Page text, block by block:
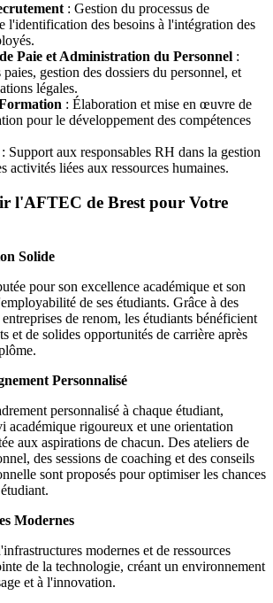
: Gestion du processus de
l'identification des besoins à l'intégration des
Paie et Administration du Personnel :
gestion des dossiers du personnel, et
légales.
: Élaboration et mise en œuvre de
pour le développement des compétences
Support aux responsables RH dans la gestion
activités liées aux ressources humaines.
l'AFTEC de Brest pour Votre
Solide
pour son excellence académique et son
de ses étudiants. Grâce à des
de renom, les étudiants bénéficient
et de solides opportunités de carrière après
Personnalisé
personnalisé à chaque étudiant,
académique rigoureux et une orientation
aux aspirations de chacun. Des ateliers de
des sessions de coaching et des conseils
sont proposés pour optimiser les chances
Modernes
modernes et de ressources
de la technologie, créant un environnement
et à l'innovation.